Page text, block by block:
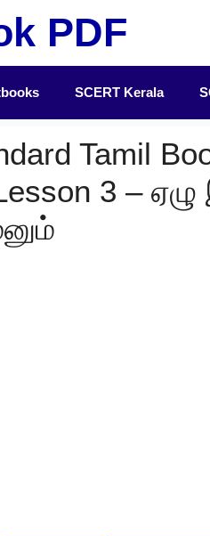
PDF
SCERT Kerala
Tamil
3 –